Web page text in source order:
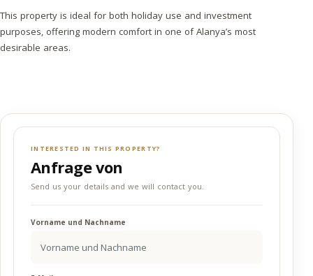
This property is ideal for both holiday use and investment
purposes, offering modern comfort in one of Alanya’s most
desirable areas.
INTERESTED IN THIS PROPERTY?
Anfrage von
Send us your details and we will contact you.
Vorname und Nachname